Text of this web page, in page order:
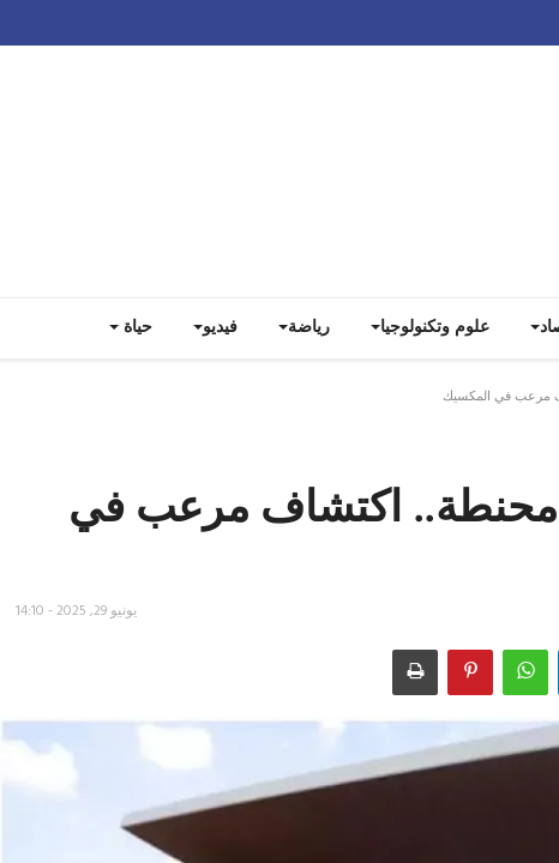
علوم وتكنولوجيا رياضة فيديو حياة
على 60 جثة محنطة.. اكتشاف مرعب في
يونيو 29, 2025 - 14:10